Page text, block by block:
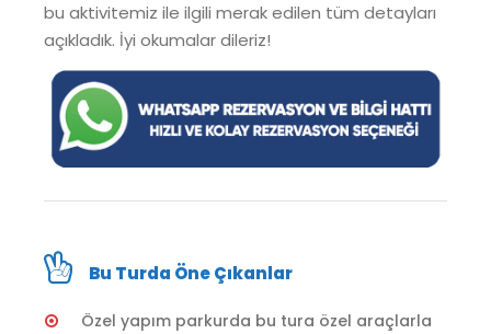
bu aktivitemiz ile ilgili merak edilen tüm detayları
açıkladık. İyi okumalar dileriz!
Bu Turda Öne Çıkanlar
Özel yapım parkurda bu tura özel araçlarla